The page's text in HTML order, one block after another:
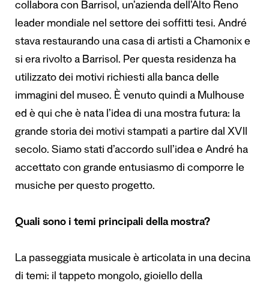
collabora con Barrisol, un’azienda dell’Alto Reno
leader mondiale nel settore dei soffitti tesi. André
stava restaurando una casa di artisti a Chamonix e
si era rivolto a Barrisol. Per questa residenza ha
utilizzato dei motivi richiesti alla banca delle
immagini del museo. È venuto quindi a Mulhouse
ed è qui che è nata l’idea di una mostra futura: la
grande storia dei motivi stampati a partire dal XVII
secolo. Siamo stati d’accordo sull’idea e André ha
accettato con grande entusiasmo di comporre le
musiche per questo progetto.
Quali sono i temi principali della mostra?
La passeggiata musicale è articolata in una decina
di temi: il tappeto mongolo, gioiello della